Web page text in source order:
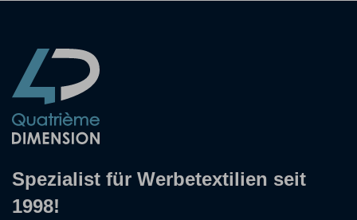
Spezialist für Werbetextilien seit
1998!